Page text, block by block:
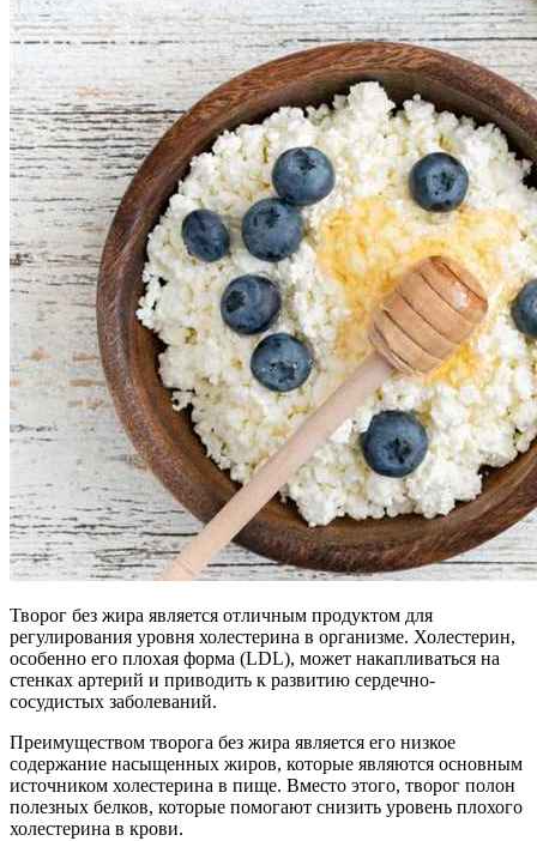
Творог без жира является отличным продуктом для
регулирования уровня холестерина в организме. Холестерин,
особенно его плохая форма (LDL), может накапливаться на
стенках артерий и приводить к развитию сердечно-
сосудистых заболеваний.
Преимуществом творога без жира является его низкое
содержание насыщенных жиров, которые являются основным
источником холестерина в пище. Вместо этого, творог полон
полезных белков, которые помогают снизить уровень плохого
холестерина в крови.